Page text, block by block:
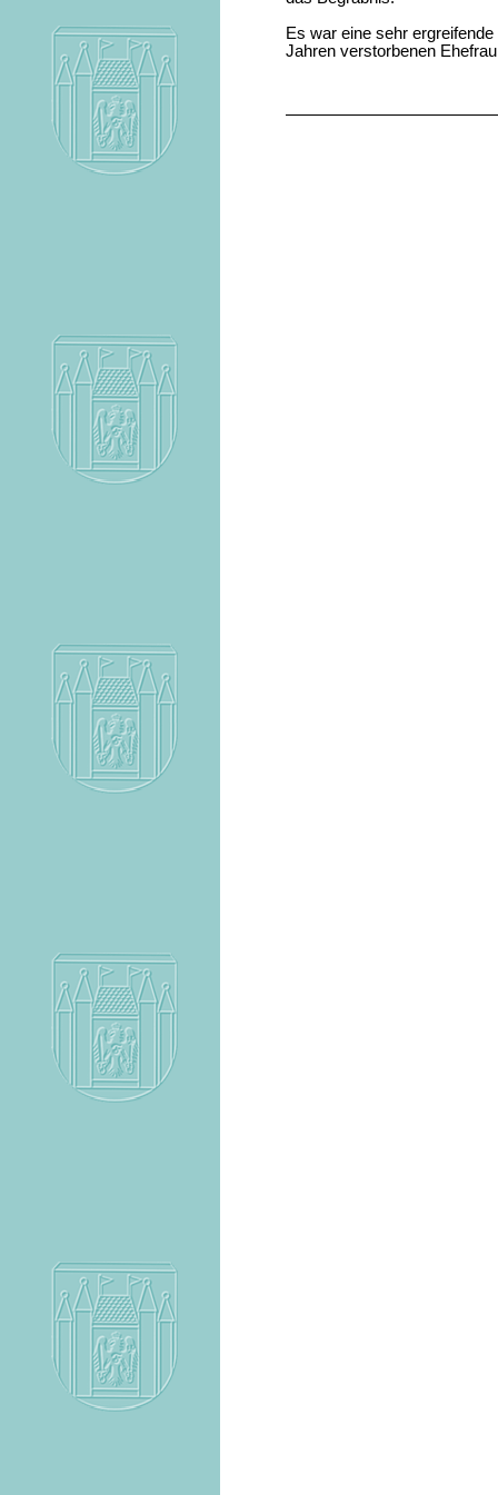
Es war eine sehr
Jahren verstorbenen